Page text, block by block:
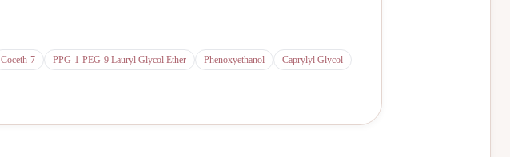
Coceth-7 PPG-1-PEG-9 Lauryl Glycol Ether Phenoxyethanol
Caprylyl Glycol